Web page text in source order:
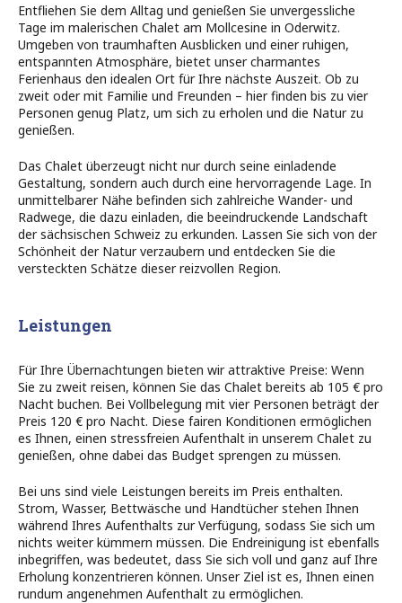
Entfliehen Sie dem Alltag und genießen Sie unvergessliche
Tage im malerischen Chalet am Mollcesine in Oderwitz.
Umgeben von traumhaften Ausblicken und einer ruhigen,
entspannten Atmosphäre, bietet unser charmantes
Ferienhaus den idealen Ort für Ihre nächste Auszeit. Ob zu
zweit oder mit Familie und Freunden – hier finden bis zu vier
Personen genug Platz, um sich zu erholen und die Natur zu
genießen.
Das Chalet überzeugt nicht nur durch seine einladende
Gestaltung, sondern auch durch eine hervorragende Lage. In
unmittelbarer Nähe befinden sich zahlreiche Wander- und
Radwege, die dazu einladen, die beeindruckende Landschaft
der sächsischen Schweiz zu erkunden. Lassen Sie sich von der
Schönheit der Natur verzaubern und entdecken Sie die
versteckten Schätze dieser reizvollen Region.
Leistungen
Für Ihre Übernachtungen bieten wir attraktive Preise: Wenn
Sie zu zweit reisen, können Sie das Chalet bereits ab 105 € pro
Nacht buchen. Bei Vollbelegung mit vier Personen beträgt der
Preis 120 € pro Nacht. Diese fairen Konditionen ermöglichen
es Ihnen, einen stressfreien Aufenthalt in unserem Chalet zu
genießen, ohne dabei das Budget sprengen zu müssen.
Bei uns sind viele Leistungen bereits im Preis enthalten.
Strom, Wasser, Bettwäsche und Handtücher stehen Ihnen
während Ihres Aufenthalts zur Verfügung, sodass Sie sich um
nichts weiter kümmern müssen. Die Endreinigung ist ebenfalls
inbegriffen, was bedeutet, dass Sie sich voll und ganz auf Ihre
Erholung konzentrieren können. Unser Ziel ist es, Ihnen einen
rundum angenehmen Aufenthalt zu ermöglichen.